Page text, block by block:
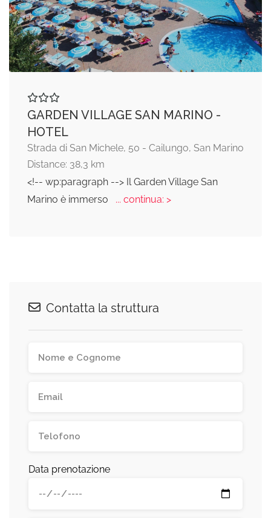
GARDEN VILLAGE SAN MARINO -
HOTEL
Strada di San Michele, 50 - Cailungo, San Marino
Distance: 38,3 km
<!-- wp:paragraph --> Il Garden Village San
Marino è immerso
... continua: >
Contatta la struttura
Data prenotazione